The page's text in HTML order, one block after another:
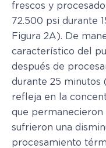
frescos y
72.500 psi durante
Figura 2A). De
característico del
después de
durante 25 minutos (
refleja en la
que permanecieron
sufrieron una
procesamiento